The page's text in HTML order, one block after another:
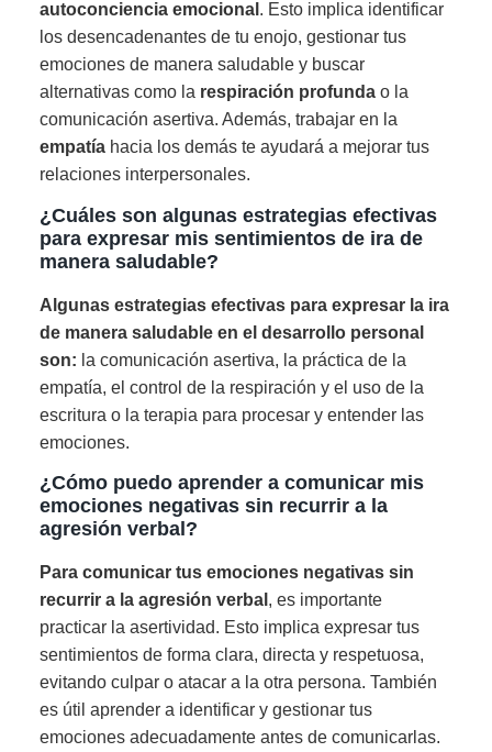
autoconciencia emocional . Esto implica identificar
los desencadenantes de tu enojo, gestionar tus
emociones de manera saludable y buscar
alternativas como la respiración profundao la
comunicación asertiva. Además, trabajar en la
empatíahacia los demás te ayudará a mejorar tus
relaciones interpersonales.
¿Cuáles son algunas estrategias efectivas
para expresar mis sentimientos de ira de
manera saludable?
Algunas estrategias efectivas para expresar la ira
de manera saludable en el desarrollo personal
son: la comunicación asertiva, la práctica de la
empatía, el control de la respiración y el uso de la
escritura o la terapia para procesar y entender las
emociones.
¿Cómo puedo aprender a comunicar mis
emociones negativas sin recurrir a la
agresión verbal?
Para comunicar tus emociones negativas sin
recurrir a la agresión verbal , es importante
practicar la asertividad. Esto implica expresar tus
sentimientos de forma clara, directa y respetuosa,
evitando culpar o atacar a la otra persona. También
es útil aprender a identificar y gestionar tus
emociones adecuadamente antes de comunicarlas.